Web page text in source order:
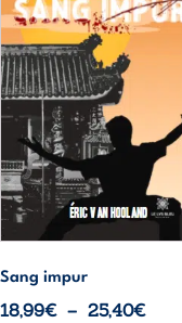
Sang impur
18,99€ – 25,40€Plage
a
plusieurs
variations.
Les
options
peuvent
être
choisies
sur
page
du